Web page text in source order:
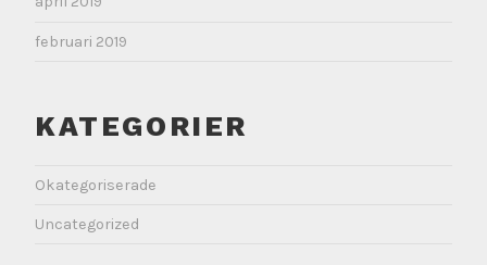
februari 2019
KATEGORIER
Okategoriserade
Uncategorized